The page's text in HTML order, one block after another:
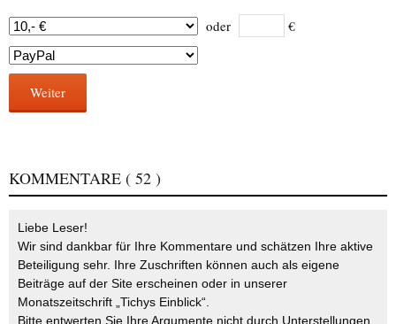
oder €
Weiter
KOMMENTARE ( 52 )
Liebe Leser!
Wir sind dankbar für Ihre Kommentare und schätzen Ihre aktive
Beteiligung sehr. Ihre Zuschriften können auch als eigene
Beiträge auf der Site erscheinen oder in unserer
Monatszeitschrift „Tichys Einblick“.
Bitte entwerten Sie Ihre Argumente nicht durch Unterstellungen,